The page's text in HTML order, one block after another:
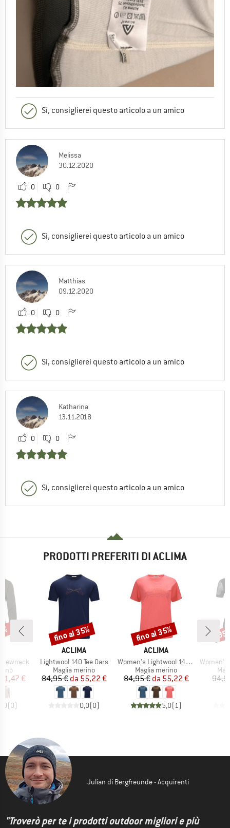
Sì, consiglierei questo articolo a un amico
Melissa
30.12.2020
0 0
Sì, consiglierei questo articolo a un amico
Matthias
09.12.2020
0 0
Sì, consiglierei questo articolo a un amico
Katharina
13.11.2018
0 0
Sì, consiglierei questo articolo a un amico
PRODOTTI PREFERITI DI ACLIMA
ridotto
71,47 €
(0)
MARCHIO
ACLIMA
Articolo
Lightwool 140 Tee Oars
Gruppo di prodotti
Maglia merino
Prezzo
84,95 € Prezzo ridotto
da 55,22 €
0,0(0)
Sconto
fino al 35%
MARCHIO
ACLIMA
Articolo
Women's Lightwool 140 Tee Sunset
Gruppo di prodotti
Maglia merino
Prezzo
84,95 € Prezzo ridotto
da 55,22 €
5,0(1)
Sconto
fino al 35%
Articolo
Women's
Julian di Bergfreunde - Acquirenti
"Troverò per te i prodotti outdoor migliori e più